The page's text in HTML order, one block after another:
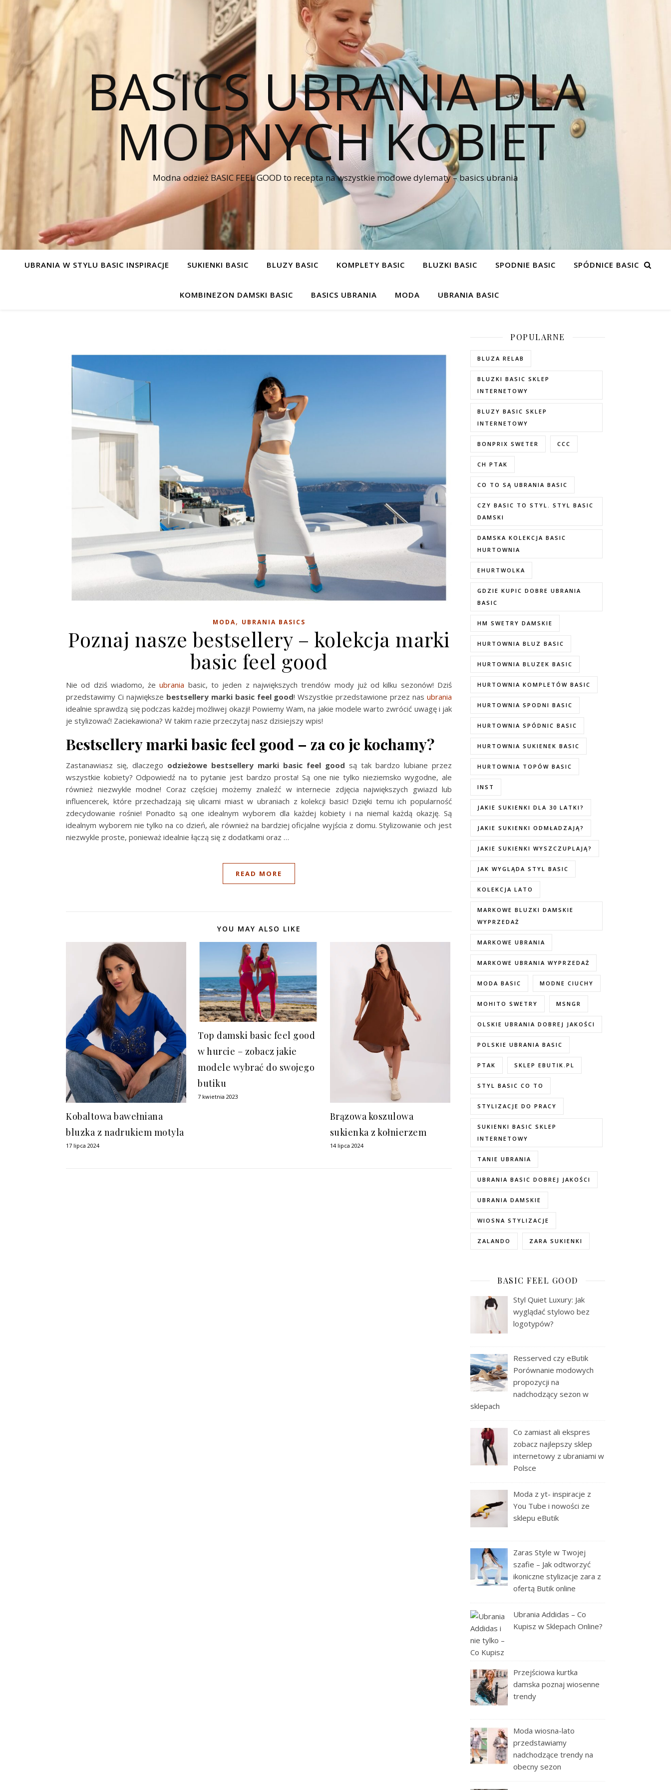
BASICS UBRANIA DLA
MODNYCH KOBIET
Modna odzież BASIC FEEL GOOD to recepta na wszystkie modowe dylematy – basics ubrania
UBRANIA W STYLU BASIC INSPIRACJE SUKIENKI BASIC BLUZY BASIC KOMPLETY BASIC BLUZKI BASIC SPODNIE BASIC SPÓDNICE BASIC
KOMBINEZON DAMSKI BASIC BASICS UBRANIA MODA UBRANIA BASIC
MODA, UBRANIA BASICS
Poznaj nasze bestsellery – kolekcja marki
basic feel good
Nie od dziś wiadomo, żeubrania basic, to jeden z największych trendów mody już od kilku sezonów! Dziś
przedstawimy Ci największe bestsellery marki basic feel good! Wszystkie przedstawione przez nasubrania
idealnie sprawdzą się podczas każdej możliwej okazji! Powiemy Wam, na jakie modele warto zwrócić uwagę i jak
je stylizować! Zaciekawiona? W takim razie przeczytaj nasz dzisiejszy wpis!
Bestsellery marki basic feel good – za co je kochamy?
Zastanawiasz się, dlaczego odzieżowe bestsellery marki basic feel good są tak bardzo lubiane przez
wszystkie kobiety? Odpowiedź na to pytanie jest bardzo prosta! Są one nie tylko nieziemsko wygodne, ale
również niezwykle modne! Coraz częściej możemy znaleźć w internecie zdjęcia największych gwiazd lub
influencerek, które przechadzają się ulicami miast w ubraniach z kolekcji basic! Dzięki temu ich popularność
zdecydowanie rośnie! Ponadto są one idealnym wyborem dla każdej kobiety i na niemal każdą okazję. Są
idealnym wyborem nie tylko na co dzień, ale również na bardziej oficjalne wyjścia z domu. Stylizowanie och jest
niezwykle proste, ponieważ idealnie łączą się z dodatkami oraz …
READ MORE
YOU MAY ALSO LIKE
Kobaltowa bawełniana
bluzka z nadrukiem motyla
17 lipca 2024
Top damski basic feel good
w hurcie – zobacz jakie
modele wybrać do swojego
butiku
7 kwietnia 2023
Brązowa koszulowa
sukienka z kołnierzem
14 lipca 2024
POPULARNE
BLUZA RELAB
BLUZKI BASIC SKLEP
INTERNETOWY
BLUZY BASIC SKLEP
INTERNETOWY
BONPRIX SWETER CCC
CH PTAK
CO TO SĄ UBRANIA BASIC
CZY BASIC TO STYL. STYL BASIC
DAMSKI
DAMSKA KOLEKCJA BASIC
HURTOWNIA
EHURTWOLKA
GDZIE KUPIC DOBRE UBRANIA
BASIC
HM SWETRY DAMSKIE
HURTOWNIA BLUZ BASIC
HURTOWNIA BLUZEK BASIC
HURTOWNIA KOMPLETÓW BASIC
HURTOWNIA SPODNI BASIC
HURTOWNIA SPÓDNIC BASIC
HURTOWNIA SUKIENEK BASIC
HURTOWNIA TOPÓW BASIC
INST
JAKIE SUKIENKI DLA 30 LATKI?
JAKIE SUKIENKI ODMŁADZAJĄ?
JAKIE SUKIENKI WYSZCZUPLAJĄ?
JAK WYGLĄDA STYL BASIC
KOLEKCJA LATO
MARKOWE BLUZKI DAMSKIE
WYPRZEDAŻ
MARKOWE UBRANIA
MARKOWE UBRANIA WYPRZEDAŻ
MODA BASIC MODNE CIUCHY
MOHITO SWETRY MSNGR
OLSKIE UBRANIA DOBREJ JAKOŚCI
POLSKIE UBRANIA BASIC
PTAK SKLEP EBUTIK.PL
STYL BASIC CO TO
STYLIZACJE DO PRACY
SUKIENKI BASIC SKLEP
INTERNETOWY
TANIE UBRANIA
UBRANIA BASIC DOBREJ JAKOŚCI
UBRANIA DAMSKIE
WIOSNA STYLIZACJE
ZALANDO ZARA SUKIENKI
BASIC FEEL GOOD
Styl Quiet Luxury: Jak
wyglądać stylowo bez
logotypów?
Resserved czy eButik
Porównanie modowych
propozycji na
nadchodzący sezon w
sklepach
Co zamiast ali ekspres
zobacz najlepszy sklep
internetowy z ubraniami w
Polsce
Moda z yt- inspiracje z
You Tube i nowości ze
sklepu eButik
Zaras Style w Twojej
szafie – Jak odtworzyć
ikoniczne stylizacje zara z
ofertą Butik online
Ubrania Addidas – Co
Kupisz w Sklepach Online?
Przejściowa kurtka
damska poznaj wiosenne
trendy
Moda wiosna-lato
przedstawiamy
nadchodzące trendy na
obecny sezon